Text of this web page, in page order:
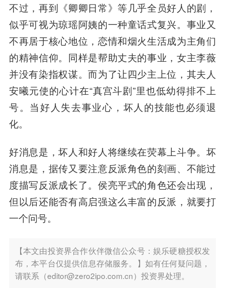
不过，再到《卿卿日常》等几乎全员好人的剧，
似乎可视为琼瑶阿姨的一种童话式复兴。事业又
不再居于核心地位，恋情和烟火生活成为主角们
的精神信仰。同样是帮助丈夫的事业，女主李薇
并没有染指权谋。而为了让四少主上位，其夫人
安曦元使的心计在“真宫斗剧”里也低幼得排不上
号。 当好人失去事业心，坏人的技能也必须退
化。
好消息是，坏人和好人将继续在荧幕上斗争。坏
消息是，据传又要注意反派角色的刻画、不能过
度描写反派成长了。侯亮平式的角色还会出现，
但以后还能否有高启强这么丰富的反派，就要打
一个问号。
【本文由投资界合作伙伴微信公众号：娱乐硬糖授权发
布，本平台仅提供信息存储服务。】如有任何疑问题，
请联系（editor@zero2ipo.com.cn）投资界处理。